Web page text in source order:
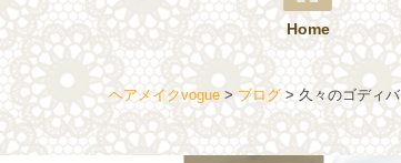
Home
ヘアメイクvogue>ブログ> 久々のゴディバ